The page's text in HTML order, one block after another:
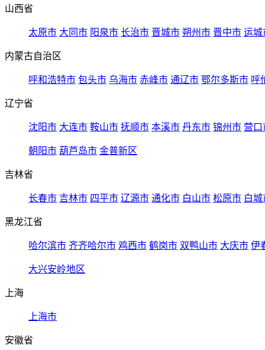
山西省
太原市 大同市 阳泉市 长治市 晋城市 朔州市 晋中市 运城
内蒙古自治区
呼和浩特市 包头市 乌海市 赤峰市 通辽市 鄂尔多斯市 呼
辽宁省
沈阳市 大连市 鞍山市 抚顺市 本溪市 丹东市 锦州市 营口
朝阳市 葫芦岛市 金普新区
吉林省
长春市 吉林市 四平市 辽源市 通化市 白山市 松原市 白城
黑龙江省
哈尔滨市 齐齐哈尔市 鸡西市 鹤岗市 双鸭山市 大庆市 伊
大兴安岭地区
上海
上海市
安徽省